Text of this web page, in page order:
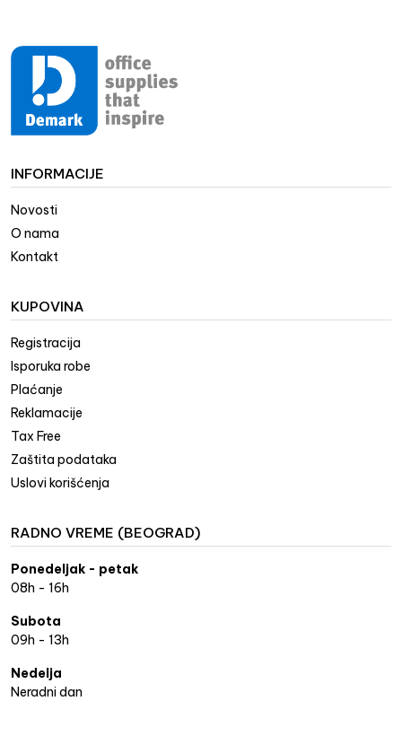
INFORMACIJE
Novosti
O nama
Kontakt
KUPOVINA
Registracija
Isporuka robe
Plaćanje
Reklamacije
Tax Free
Zaštita podataka
Uslovi korišćenja
RADNO VREME (BEOGRAD)
Ponedeljak - petak
08h - 16h
Subota
09h - 13h
Nedelja
Neradni dan